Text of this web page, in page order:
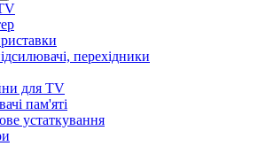
перехідники
для TV
пам'яті
устаткування